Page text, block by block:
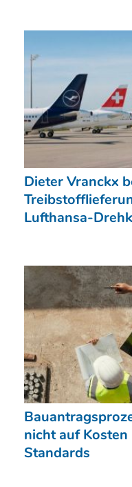
Dieter Vranckx
Lufthansa-
nicht auf
Standards